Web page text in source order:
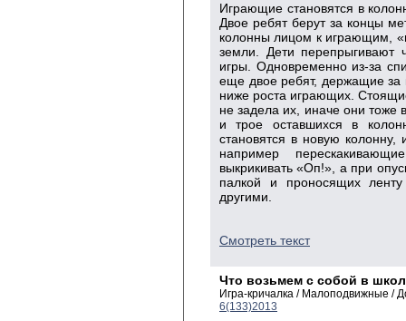
Играющие становятся в
Двое ребят берут за концы
колонны лицом к играющим,
земли. Дети
игры. Одновременно из-за
еще двое ребят, держащие за
ниже роста играющих.
не задела их, иначе они тоже
и трое оставшихся в
становятся в новую
например
выкрикивать «Оп!», а при
палкой и проносящих
другими.
Смотреть текст
Что возьмем с собой в
Игра-кричалка / Малоподвижные /
6(133)2013